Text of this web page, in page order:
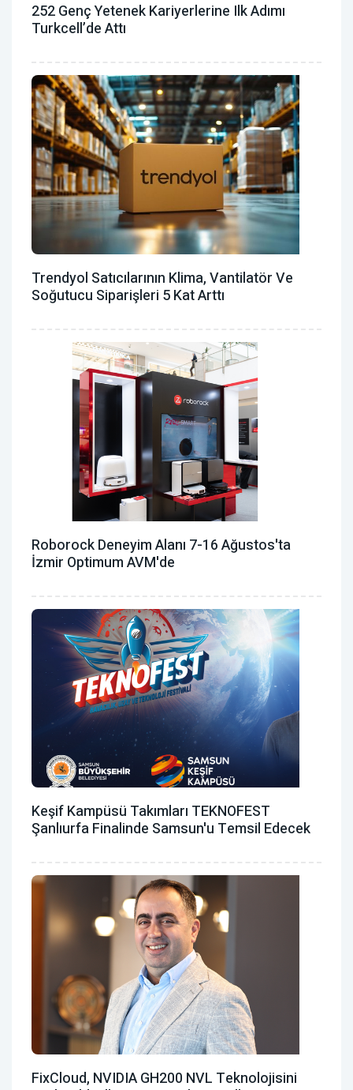
252 Genç Yetenek Kariyerlerine Ilk Adımı
Turkcell’de Attı
Trendyol Satıcılarının Klima, Vantilatör ‎ve
Soğutucu Siparişleri 5 Kat Arttı
Roborock Deneyim Alanı 7-16 Ağustos'ta
İzmir Optimum AVM'de
Keşif Kampüsü Takımları TEKNOFEST
Şanlıurfa Finalinde Samsun'u Temsil Edecek
FixCloud, NVIDIA GH200 NVL Teknolojisini